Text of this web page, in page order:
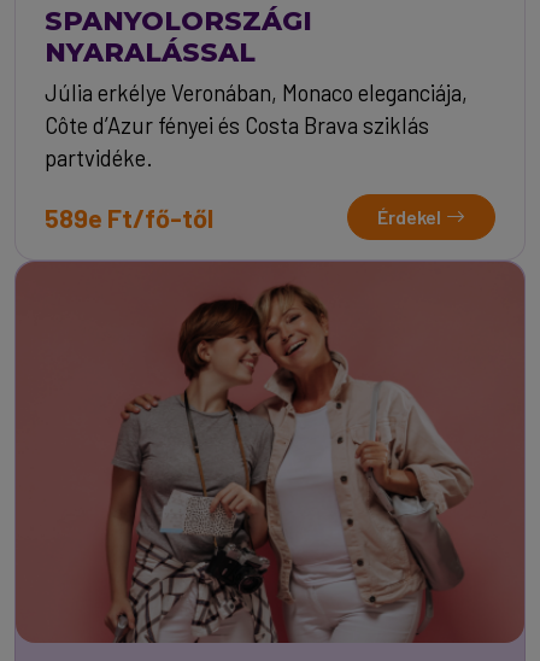
SPANYOLORSZÁGI
NYARALÁSSAL
Júlia erkélye Veronában, Monaco eleganciája,
Côte d’Azur fényei és Costa Brava sziklás
partvidéke.
589e Ft/fő-től Érdekel